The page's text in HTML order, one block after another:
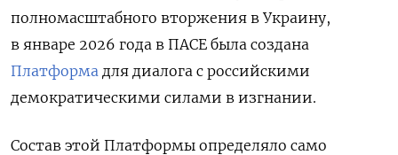
полномасштабного вторжения в Украину,
в январе 2026 года в ПАСЕ была создана
Платформа для диалога с российскими
демократическими силами в изгнании.
Состав этой Платформы определяло само